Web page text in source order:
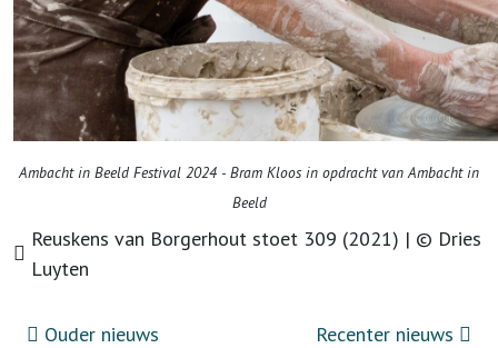
Ambacht in Beeld Festival 2024 - Bram Kloos in opdracht van Ambacht in
Beeld
Reuskens van Borgerhout stoet 309 (2021) | © Dries
Luyten
Ouder nieuws Recenter nieuws